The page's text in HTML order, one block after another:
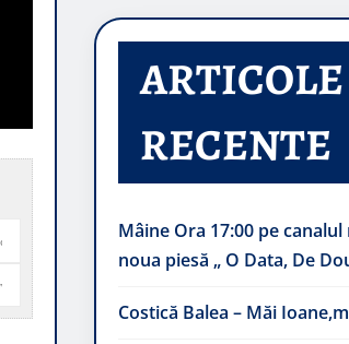
ARTICOLE
RECENTE
Mâine Ora 17:00 pe canalul
noua piesă „ O Data, De
Costică Balea – Măi